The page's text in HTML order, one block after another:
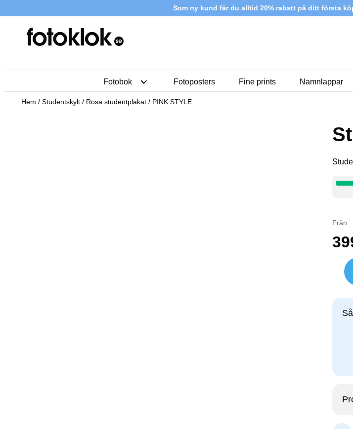
Som ny kund får du alltid 20% rabatt på ditt första
Fotobok Fotoposters Fine prints Namnlappar
Hem /Studentskylt / Rosa studentplakat / PINK STYLE
Från